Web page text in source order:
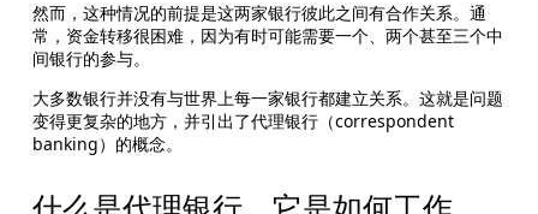
然而，这种情况的前提是这两家银行彼此之间有合作关系。通
常，资金转移很困难，因为有时可能需要一个、两个甚至三个中
间银行的参与。
大多数银行并没有与世界上每一家银行都建立关系。这就是问题
变得更复杂的地方，并引出了代理银行（correspondent
banking）的概念。